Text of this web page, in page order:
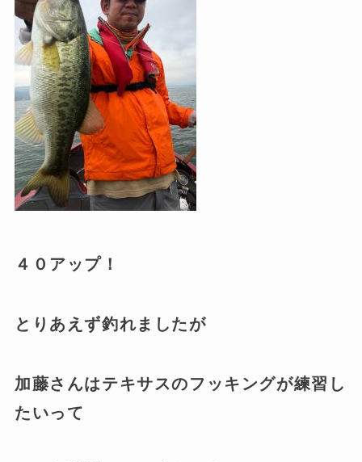
４０アップ！
とりあえず釣れましたが
加藤さんはテキサスのフッキングが練習し
たいって